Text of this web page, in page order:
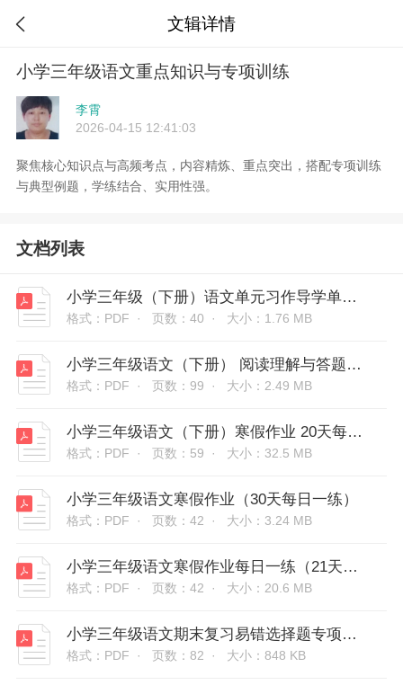
 文辑详情
小学三年级语文重点知识与专项训练
李霄
2026-04-15 12:41:03
聚焦核心知识点与高频考点，内容精炼、重点突出，搭配专项训练
与典型例题，学练结合、实用性强。
文档列表
小学三年级（下册）语文单元习作导学单与范文
格式：PDF · 页数：40 · 大小：1.76 MB
小学三年级语文（下册） 阅读理解与答题模板
格式：PDF · 页数：99 · 大小：2.49 MB
小学三年级语文（下册）寒假作业 20天每日打卡
格式：PDF · 页数：59 · 大小：32.5 MB
小学三年级语文寒假作业（30天每日一练）
格式：PDF · 页数：42 · 大小：3.24 MB
小学三年级语文寒假作业每日一练（21天含答案）
格式：PDF · 页数：42 · 大小：20.6 MB
小学三年级语文期末复习易错选择题专项练习300题（附答案）
格式：PDF · 页数：82 · 大小：848 KB